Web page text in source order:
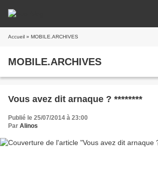
Accueil » MOBILE.ARCHIVES
MOBILE.ARCHIVES
Vous avez dit arnaque ? ********
Publié le 25/07/2014 à 23:00
Par Alinos